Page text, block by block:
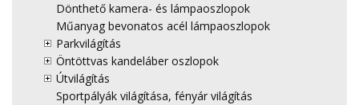
Dönthető kamera- és lámpaoszlopok
Műanyag bevonatos acél lámpaoszlopok
Parkvilágítás
Öntöttvas kandeláber oszlopok
Útvilágítás
Sportpályák világítása, fényár világítás